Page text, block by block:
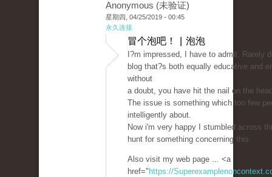
Anonymous (未验证)
星期四, 04/25/2019 - 00:45
永久连接
冒个泡吧！ | 泡泡
I?m impressed, I have to admit. Rarely
blog that?s both equally educative and
without
a doubt, you have hit the nail on the
The issue is something which too few
intelligently about.
Now i'm very happy I stumbled across
hunt for something concerning this.
Also visit my web page ... <a
href=" https://